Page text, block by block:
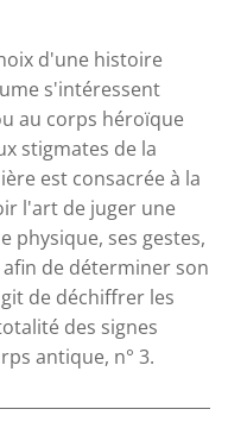
d'une histoire
s'intéressent
au corps héroïque
stigmates de la
est consacrée à la
l'art de juger une
physique, ses gestes,
de déterminer son
de déchiffrer les
des signes
antique, n° 3.